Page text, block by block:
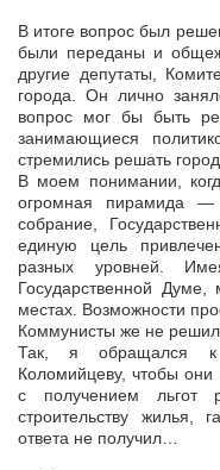
В итоге вопрос был
были переданы и
другие депутаты,
города. Он лично
вопрос мог бы быть
занимающиеся
стремились решать
В моем понимании,
огромная пирамида —
собрание,
единую цель
разных уровней.
Государственной
местах. Возможности
Коммунисты же не
Так, я обращался к
Коломийцеву, чтобы
с получением льгот
строительству жилья,
ответа не получил…